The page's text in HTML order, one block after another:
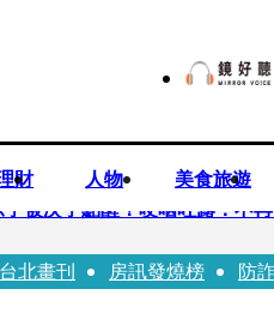
財 人物 美食旅遊
被次子點醒！哽咽吐露：不
師 接單「網站製作」
台北畫刊 房訊發燒榜 防